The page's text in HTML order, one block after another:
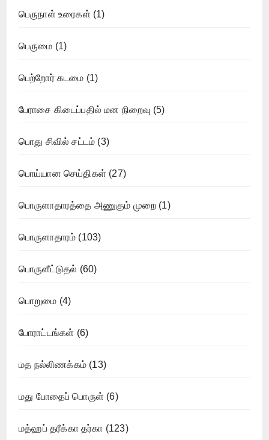
பெருநாள் உரைகள் (1)
பெருமை (1)
பெற்றோர் கடமை (1)
பேராசை கிடைப்பதில் மன நிறைவு (5)
பொது சிவில் சட்டம் (3)
பொய்யான செய்திகள் (27)
பொருளாதாரத்தை அணுகும் முறை (1)
பொருளாதாரம் (103)
பொருளீட்டுதல் (60)
பொறுமை (4)
போராட்டங்கள் (6)
மத நல்லிணக்கம் (13)
மது போதைப் பொருள் (6)
மத்ஹப் தரீக்கா தர்கா (123)